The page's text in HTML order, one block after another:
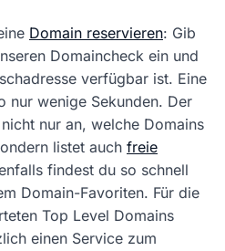
Domain reservieren: Gib
Domaincheck ein und
verfügbar ist. Eine
nur wenige Sekunden. Der
nur an, welche Domains
listet auch freie
findest du so schnell
Domain-Favoriten. Für die
Top Level Domains
einen Service zum